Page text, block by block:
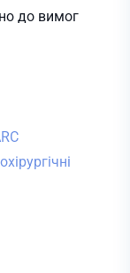
до вимог